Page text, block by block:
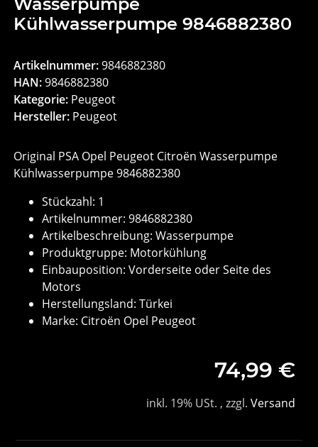
Kühlwasserpumpe 9846882380
Artikelnummer:9846882380
HAN:9846882380
Kategorie: Peugeot
Hersteller: Peugeot
Original PSA Opel Peugeot Citroën Wasserpumpe
Kühlwasserpumpe 9846882380
Stückzahl: 1
Artikelnummer: 9846882380
Artikelbeschreibung: Wasserpumpe
Produktgruppe: Motorkühlung
Einbauposition: Vorderseite oder Seite des
Motors
Herstellungsland: Türkei
Marke: Citroën Opel Peugeot
74,99 €
inkl. 19% USt. , zzgl. Versand